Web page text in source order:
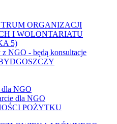
ORGANIZACJI
I WOLONTARIATU
5)
z NGO - będą konsultacje
dla NGO
dla NGO
POŻYTKU